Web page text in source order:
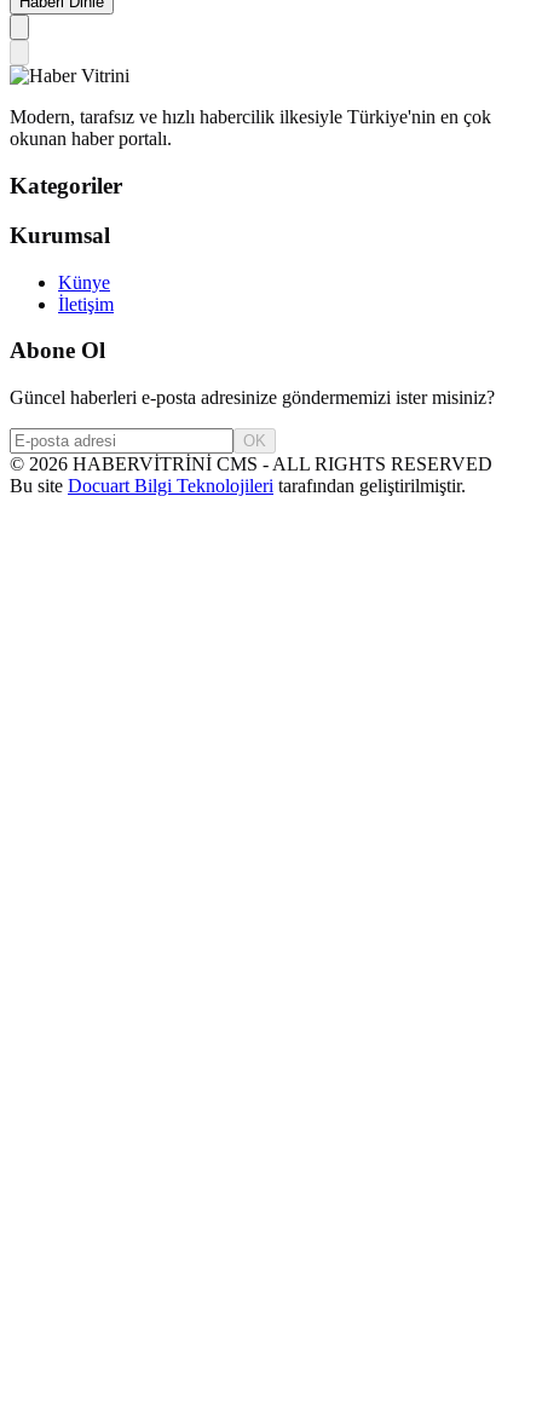
Modern, tarafsız ve hızlı habercilik ilkesiyle Türkiye'nin en çok
okunan haber portalı.
Kategoriler
Kurumsal
Künye
İletişim
Abone Ol
Güncel haberleri e-posta adresinize göndermemizi ister misiniz?
OK
© 2026 HABERVİTRİNİ CMS - ALL RIGHTS RESERVED
Bu site Docuart Bilgi Teknolojileri tarafından geliştirilmiştir.